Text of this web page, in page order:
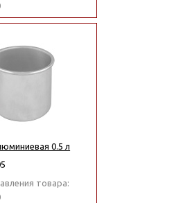
0.5 л
товара: